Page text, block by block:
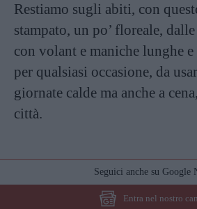
Restiamo sugli abiti, con
stampato, un po’ floreale,
con volant e maniche lunghe
per qualsiasi occasione, da
giornate calde ma anche a
città.
Seguici anche su Google
Entra nel nostro